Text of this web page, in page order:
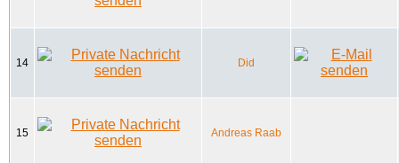
14 Did
15 Andreas Raab